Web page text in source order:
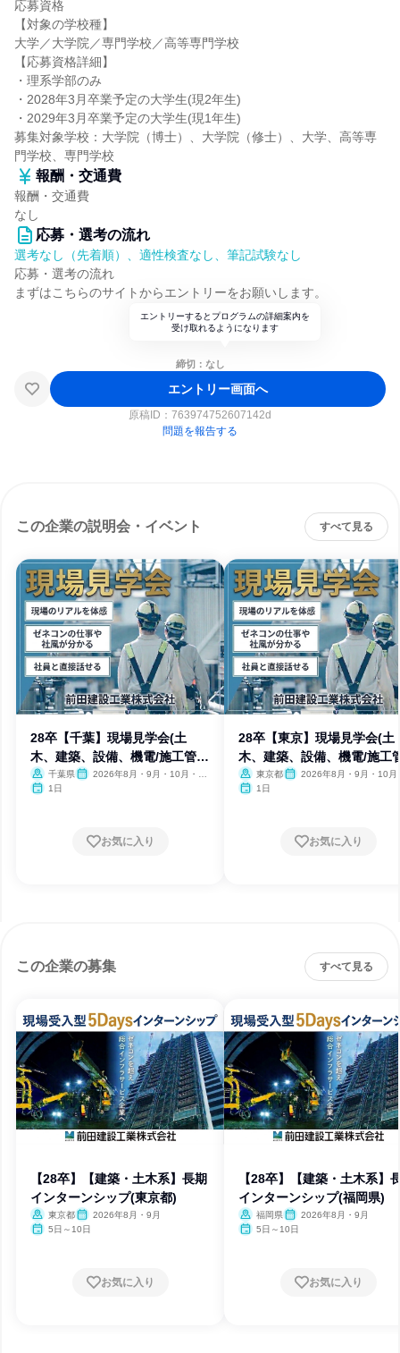
応募資格
【対象の学校種】
大学／大学院／専門学校／高等専門学校
【応募資格詳細】
・理系学部のみ
・2028年3月卒業予定の大学生(現2年生)
・2029年3月卒業予定の大学生(現1年生)
募集対象学校：大学院（博士）、大学院（修士）、大学、高等専
門学校、専門学校
報酬・交通費
報酬・交通費
なし
応募・選考の流れ
選考なし（先着順）、適性検査なし、筆記試験なし
応募・選考の流れ
まずはこちらのサイトからエントリーをお願いします。
エントリーするとプログラムの詳細案内を
受け取れるようになります
締切：なし
エントリー画面へ
原稿ID： 763974752607142d
問題を報告する
この企業の説明会・イベント すべて見る
28卒【千葉】現場見学会(土
木、建築、設備、機電/施工管
理) 千葉県
2026年8月・9月・10月・11
1日
お気に入り
28卒【東京】現場見学会(土
木、建築、設備、機電/施工
理) 東京都
2026年8月・9月・10月
1日
お気に入り
この企業の募集 すべて見る
【28卒】【建築・土木系】長期
インターンシップ(東京都)
東京都
2026年8月・9月
5日～10日
お気に入り
【28卒】【建築・土木系】
インターンシップ(福岡県)
福岡県
2026年8月・9月
5日～10日
お気に入り